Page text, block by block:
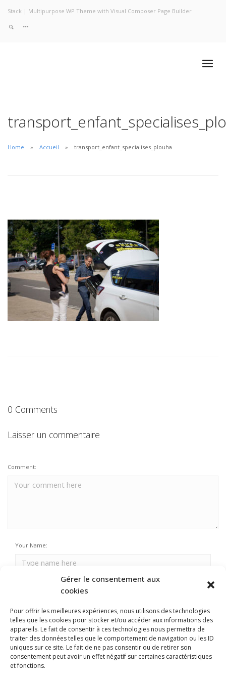
Gérer le consentement aux
cookies
Pour offrir les meilleures expériences, nous utilisons des technologies
telles que les cookies pour stocker et/ou accéder aux informations des
appareils. Le fait de consentir à ces technologies nous permettra de
traiter des données telles que le comportement de navigation ou les ID
uniques sur ce site. Le fait de ne pas consentir ou de retirer son
consentement peut avoir un effet négatif sur certaines caractéristiques
et fonctions.
Stack | Multipurpose WP Theme with Visual Composer Page Builder
Home Accueil transport_enfant_specialises_plouha
0 Comments
Laisser un commentaire
Comment:
Your Name:
Your URL: